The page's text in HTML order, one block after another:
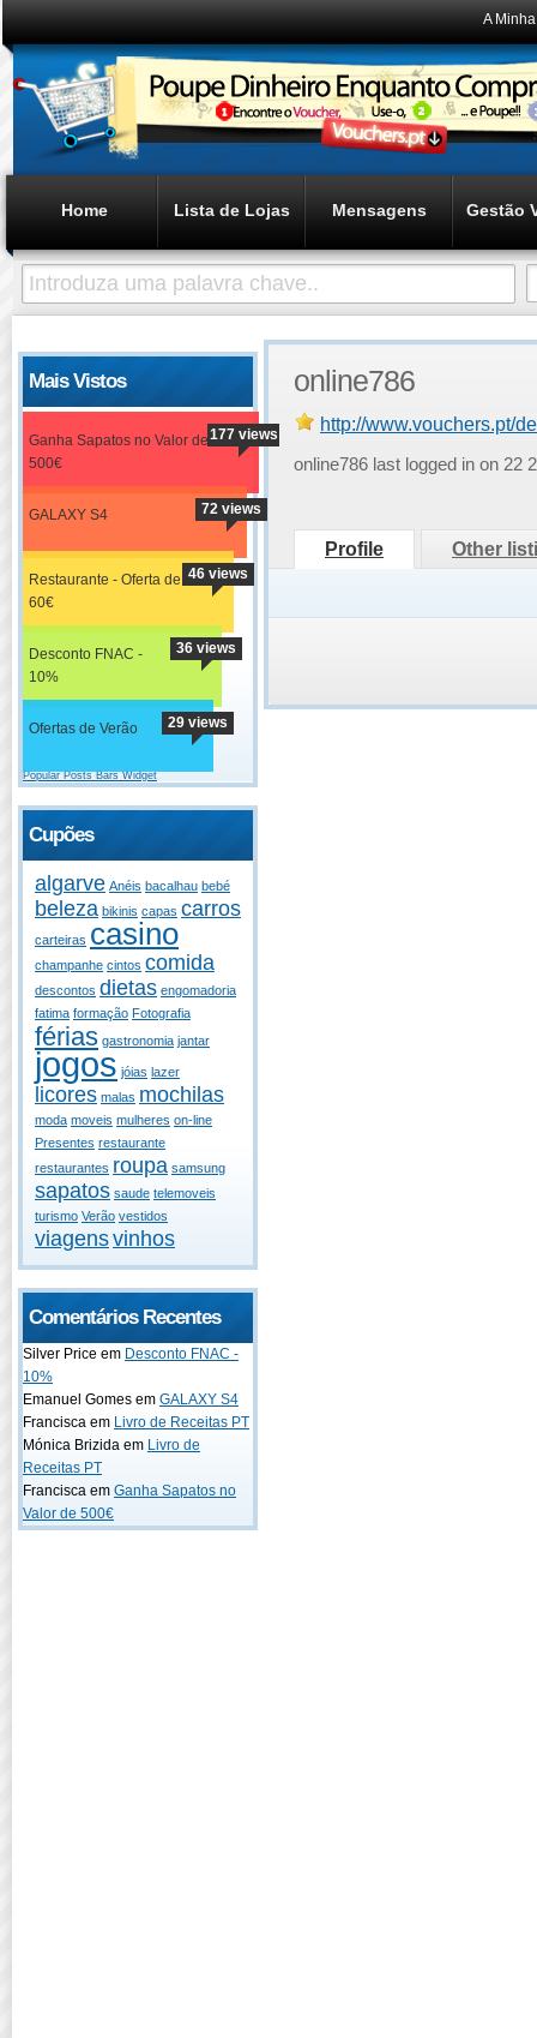
A
Home Lista de Lojas Mensagens Gestão
Mais Vistos
Ganha Sapatos no Valor de
500€
177 views
GALAXY S4 72 views
Restaurante - Oferta de
60€
46 views
Desconto FNAC -
10%
36 views
Ofertas de Verão 29 views
Popular Posts Bars Widget
Cupões
algarve Anéis bacalhau bebé
beleza bikinis capas carros
carteiras casino
champanhe cintos comida
descontos dietas engomadoria
fatima formação Fotografia
férias gastronomia jantar
jogos jóias lazer
licores malas mochilas
moda moveis mulheres on-line
Presentes restaurante
restaurantes roupa samsung
sapatos saude telemoveis
turismo Verão vestidos
viagensvinhos
Comentários Recentes
Silver Price em Desconto FNAC -
10%
Emanuel Gomes em GALAXY S4
Francisca em Livro de Receitas PT
Mónica Brizida em Livro de
Receitas PT
Francisca em Ganha Sapatos no
Valor de 500€
online786
http://www.vouchers.pt/
online786 last logged in on 22
Profile Other